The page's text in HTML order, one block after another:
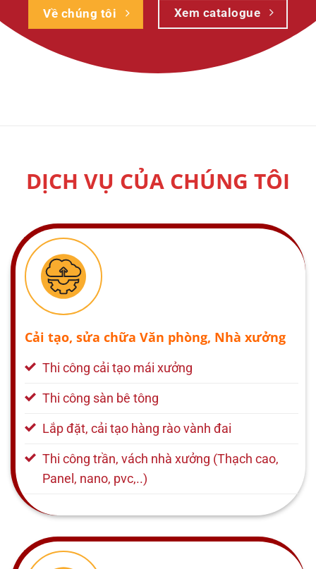
Về chúng tôi Xem catalogue
DỊCH VỤ CỦA CHÚNG TÔI
Cải tạo, sửa chữa Văn phòng, Nhà xưởng
Thi công cải tạo mái xưởng
Thi công sàn bê tông
Lắp đặt, cải tạo hàng rào vành đai
Thi công trần, vách nhà xưởng (Thạch cao,
Panel, nano, pvc,..)